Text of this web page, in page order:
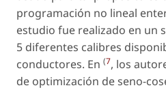
programación no lineal
estudio fue realizado en un
5 diferentes calibres
conductores. En (7, los
de optimización de seno-